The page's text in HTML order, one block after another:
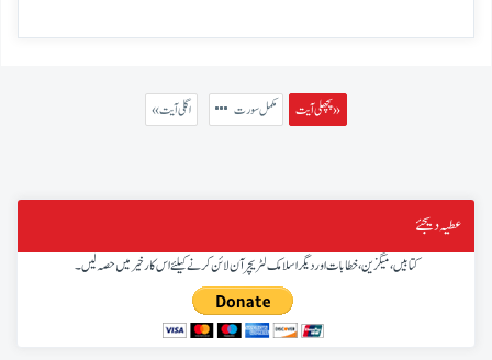
پچھلی آیت » مکمل سورت « اگلی آیت
عطیہ دیجئے
کتابیں، میگزین، خطابات اور دیگر اسلامک لٹریچر آن لائن کرنے کیلئے اس کار خیر میں حصہ لیں۔